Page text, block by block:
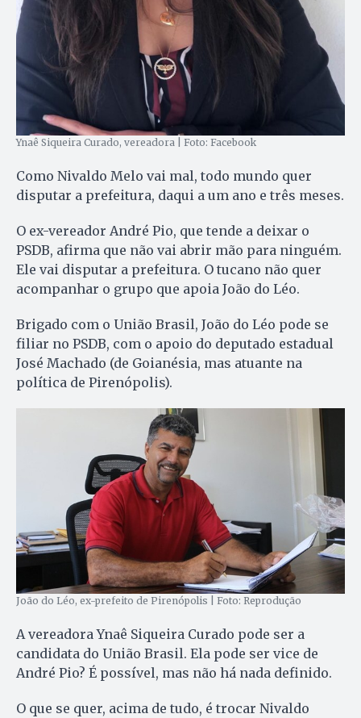
Ynaê Siqueira Curado, vereadora | Foto: Facebook
Como Nivaldo Melo vai mal, todo mundo quer
disputar a prefeitura, daqui a um ano e três meses.
O ex-vereador André Pio, que tende a deixar o
PSDB, afirma que não vai abrir mão para ninguém.
Ele vai disputar a prefeitura. O tucano não quer
acompanhar o grupo que apoia João do Léo.
Brigado com o União Brasil, João do Léo pode se
filiar no PSDB, com o apoio do deputado estadual
José Machado (de Goianésia, mas atuante na
política de Pirenópolis).
João do Léo, ex-prefeito de Pirenópolis | Foto: Reprodução
A vereadora Ynaê Siqueira Curado pode ser a
candidata do União Brasil. Ela pode ser vice de
André Pio? É possível, mas não há nada definido.
O que se quer, acima de tudo, é trocar Nivaldo